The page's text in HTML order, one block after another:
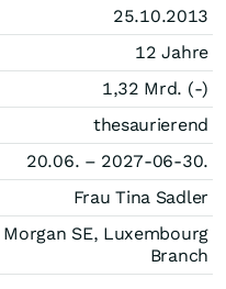
25.10.2013
12 Jahre
1,32 Mrd. (-)
thesaurierend
20.06. – 2027-06-30.
Frau Tina Sadler
Morgan SE, Luxembourg
Branch